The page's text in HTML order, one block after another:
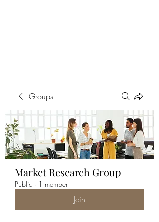
Groups
Market Research Group
Public · 1 member
Join